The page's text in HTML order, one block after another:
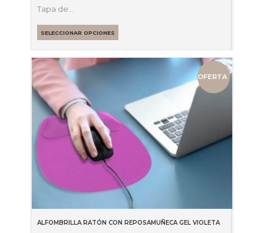
Tapa de…
SELECCIONAR OPCIONES
OFERTA
ALFOMBRILLA RATÓN CON REPOSAMUÑECA GEL VIOLETA